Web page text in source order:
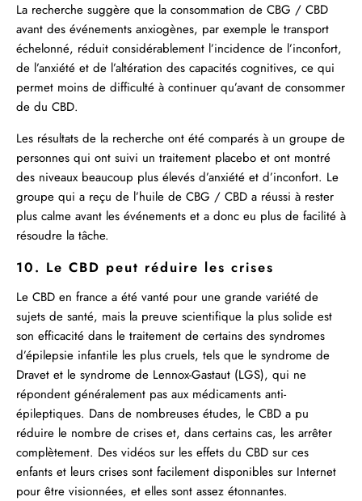
La recherche suggère que la consommation de CBG / CBD
avant des événements anxiogènes, par exemple le transport
échelonné, réduit considérablement l’incidence de l’inconfort,
de l’anxiété et de l’altération des capacités cognitives, ce qui
permet moins de difficulté à continuer qu’avant de consommer
de du CBD.
Les résultats de la recherche ont été comparés à un groupe de
personnes qui ont suivi un traitement placebo et ont montré
des niveaux beaucoup plus élevés d’anxiété et d’inconfort. Le
groupe qui a reçu de l’huile de CBG / CBD a réussi à rester
plus calme avant les événements et a donc eu plus de facilité à
résoudre la tâche.
10. Le CBD peut réduire les crises
Le CBD en france a été vanté pour une grande variété de
sujets de santé, mais la preuve scientifique la plus solide est
son efficacité dans le traitement de certains des syndromes
d’épilepsie infantile les plus cruels, tels que le syndrome de
Dravet et le syndrome de Lennox-Gastaut (LGS), qui ne
répondent généralement pas aux médicaments anti-
épileptiques. Dans de nombreuses études, le CBD a pu
réduire le nombre de crises et, dans certains cas, les arrêter
complètement. Des vidéos sur les effets du CBD sur ces
enfants et leurs crises sont facilement disponibles sur Internet
pour être visionnées, et elles sont assez étonnantes.